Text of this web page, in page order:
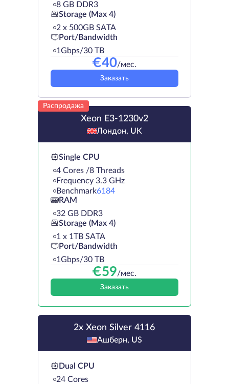
8 GB DDR3
Storage (Max 4)
2 х 500GB SATA
Port/Bandwidth
1Gbps/30 TB
€40/мес.
Заказать
Распродажа
Xeon E3-1230v2
Лондон, UK
Single CPU
4 Cores /8 Threads
Frequency 3.3 GHz
Benchmark6184
RAM
32 GB DDR3
Storage (Max 4)
1 х 1TB SATA
Port/Bandwidth
1Gbps/30 TB
€59/мес.
Заказать
2x Xeon Silver 4116
Ашберн, US
Dual CPU
24 Cores